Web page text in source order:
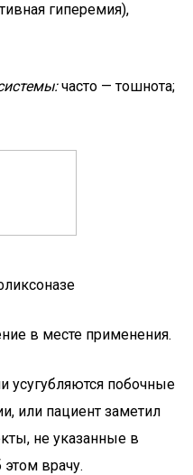
гиперемия),
часто — тошнота;
в месте применения.
усугубляются побочные
или пациент заметил
не указанные в
врачу.